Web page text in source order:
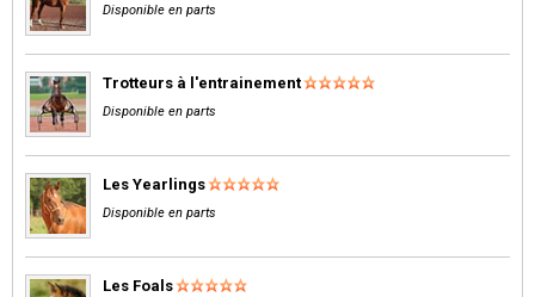
Disponible en parts
Trotteurs à l'entrainement
Disponible en parts
Les Yearlings
Disponible en parts
Les Foals